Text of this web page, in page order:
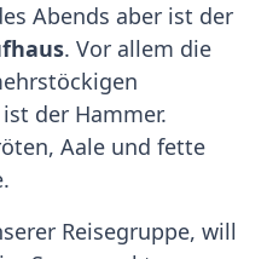
Abends aber ist der
. Vor allem die
der Hammer.
Aale und fette
Reisegruppe, will